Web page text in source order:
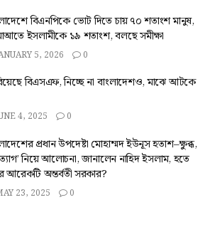
বিএনপিকে ভোট দিতে চায় ৭০ শতাংশ মানুষ,
ইসলামীকে ১৯ শতাংশ, বলছে সমীক্ষা
5, 2026 0
বিএসএফ, নিচ্ছে না বাংলাদেশও, মাঝে আটকে
4, 2025 0
প্রধান উপদেষ্টা মোহাম্মদ ইউনূস হতাশ–ক্ষুব্ধ,
নিয়ে আলোচনা, জানালেন নাহিদ ইসলাম, হতে
আরেকটি অন্তর্বতী সরকার?
23, 2025 0